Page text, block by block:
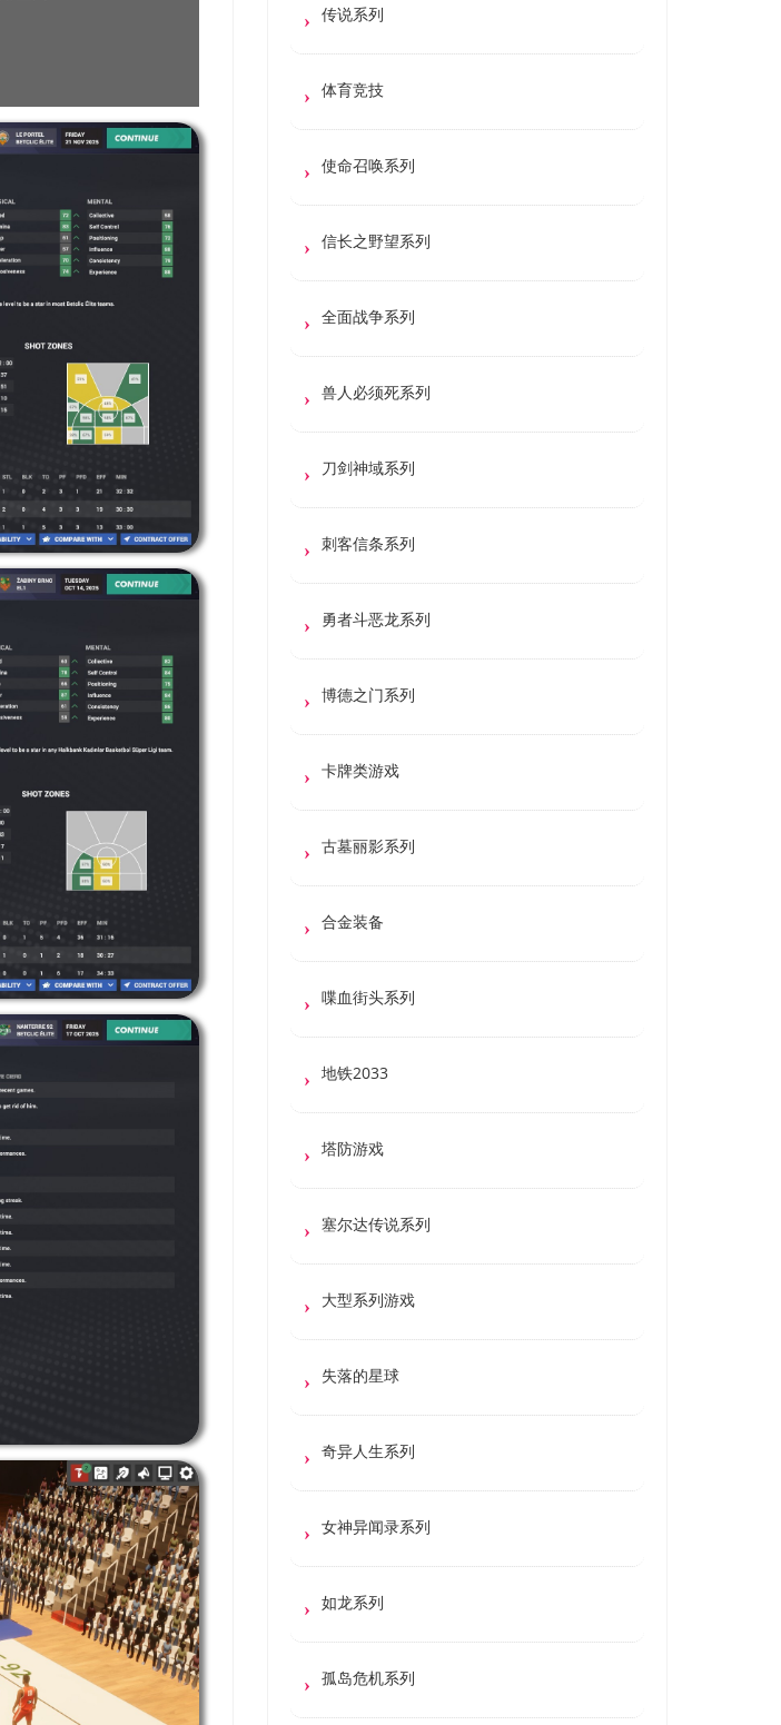
传说系列
体育竞技
使命召唤系列
信长之野望系列
全面战争系列
兽人必须死系列
刀剑神域系列
刺客信条系列
勇者斗恶龙系列
博德之门系列
卡牌类游戏
古墓丽影系列
合金装备
喋血街头系列
地铁2033
塔防游戏
塞尔达传说系列
大型系列游戏
失落的星球
奇异人生系列
女神异闻录系列
如龙系列
孤岛危机系列